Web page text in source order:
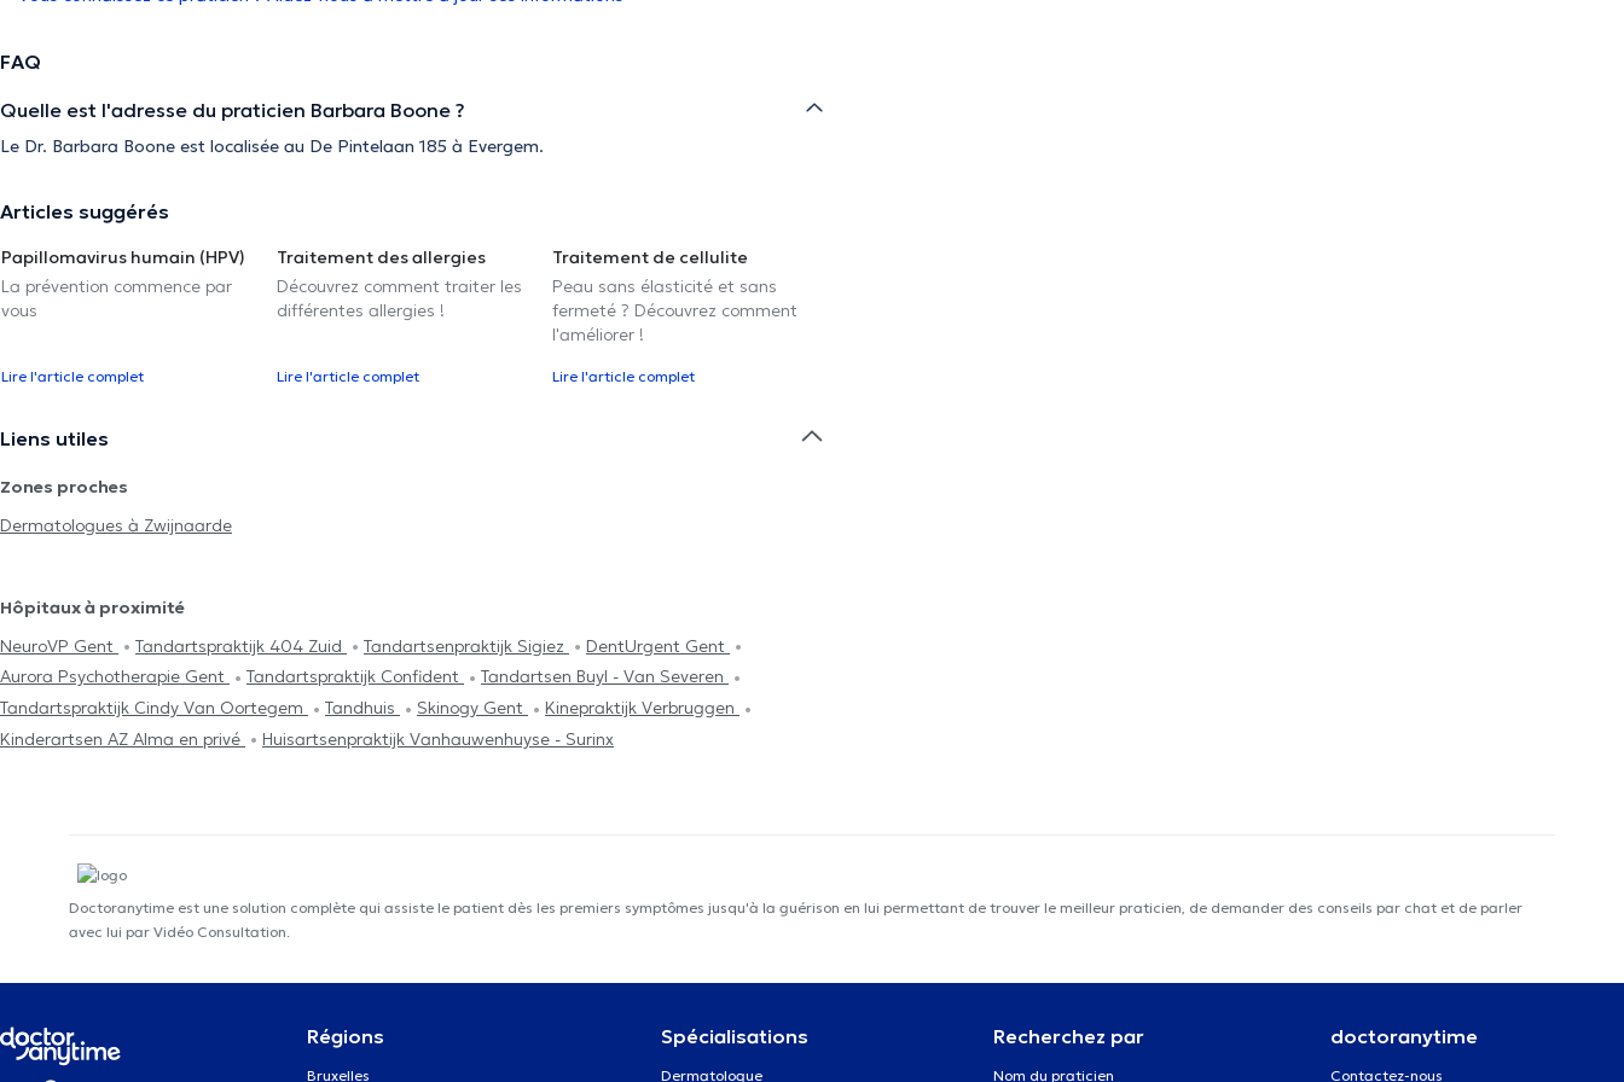
FAQ
Quelle est l'adresse du praticien Barbara Boone ?
Le Dr. Barbara Boone est localisée au De Pintelaan 185 à Evergem.
Articles suggérés
Papillomavirus humain (HPV)
La prévention commence par
vous
Lire l'article complet
Traitement des allergies
Découvrez comment traiter les
différentes allergies !
Lire l'article complet
Traitement de cellulite
Peau sans élasticité et sans
fermeté ? Découvrez comment
l'améliorer !
Lire l'article complet
Liens utiles
Zones proches
Dermatologues à Zwijnaarde
Hôpitaux à proximité
NeuroVP Gent
Tandartspraktijk 404 Zuid Tandartsenpraktijk Sigiez
DentUrgent Gent
Aurora Psychotherapie Gent
Tandartspraktijk Confident
Tandartsen Buyl - Van Severen
Tandartspraktijk Cindy Van Oortegem
Tandhuis Skinogy Gent
Kinepraktijk Verbruggen
Kinderartsen AZ Alma en privé
Huisartsenpraktijk Vanhauwenhuyse - Surinx
Doctoranytime est une solution complète qui assiste le patient dès les premiers symptômes jusqu'à la guérison en lui permettant de trouver le meilleur praticien, de demander des conseils par chat et de parler
avec lui par Vidéo Consultation.
Régions
Bruxelles
Spécialisations
Dermatologue
Recherchez par
Nom du praticien
doctoranytime
Contactez-nous